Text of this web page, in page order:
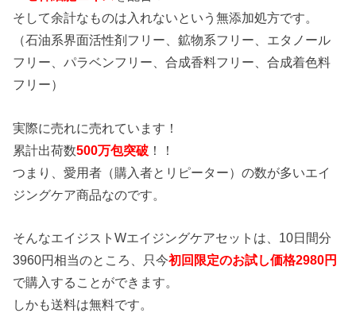
そして余計なものは入れないという無添加処方です。
（石油系界面活性剤フリー、鉱物系フリー、エタノール
フリー、パラベンフリー、合成香料フリー、合成着色料
フリー）
実際に売れに売れています！
累計出荷数500万包突破 ！！
つまり、愛用者（購入者とリピーター）の数が多いエイ
ジングケア商品なのです。
そんなエイジストWエイジングケアセットは、10日間分
3960円相当のところ、只今初回限定のお試し価格2980円
で購入することができます。
しかも送料は無料です。